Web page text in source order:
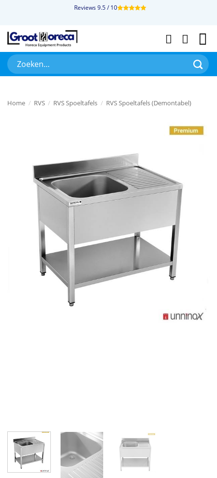
inhoud
Reviews 9.5 / 10
Zoeken
naar:
Home / RVS / RVS Spoeltafels / RVS Spoeltafels (Demontabel)